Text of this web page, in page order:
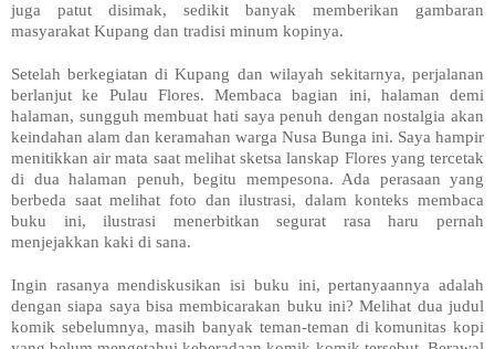
juga patut disimak, sedikit banyak memberikan gambaran
masyarakat Kupang dan tradisi minum kopinya.
Setelah berkegiatan di Kupang dan wilayah sekitarnya, perjalanan
berlanjut ke Pulau Flores. Membaca bagian ini, halaman demi
halaman, sungguh membuat hati saya penuh dengan nostalgia akan
keindahan alam dan keramahan warga Nusa Bunga ini. Saya hampir
menitikkan air mata saat melihat sketsa lanskap Flores yang tercetak
di dua halaman penuh, begitu mempesona. Ada perasaan yang
berbeda saat melihat foto dan ilustrasi, dalam konteks membaca
buku ini, ilustrasi menerbitkan segurat rasa haru pernah
menjejakkan kaki di sana.
Ingin rasanya mendiskusikan isi buku ini, pertanyaannya adalah
dengan siapa saya bisa membicarakan buku ini? Melihat dua judul
komik sebelumnya, masih banyak teman-teman di komunitas kopi